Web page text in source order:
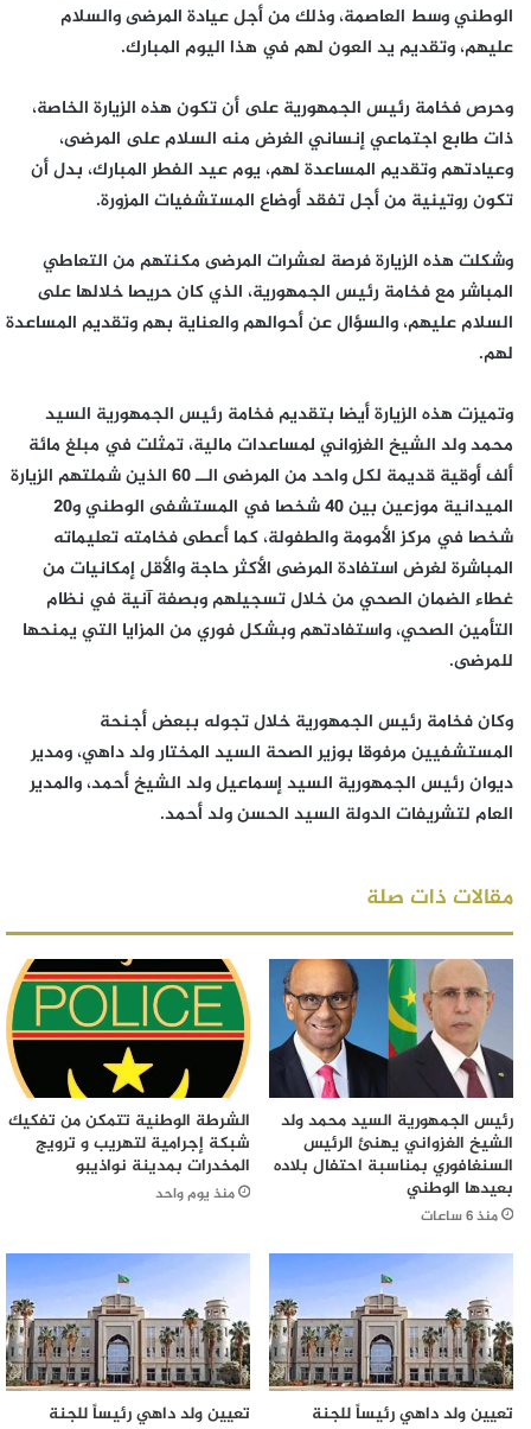
الوطني وسط العاصمة، وذلك من أجل عيادة المرضى والسلام
عليهم، وتقديم يد العون لهم في هذا اليوم المبارك.
وحرص فخامة رئيس الجمهورية على أن تكون هذه الزيارة الخاصة،
ذات طابع اجتماعي إنساني الغرض منه السلام على المرضى،
وعيادتهم وتقديم المساعدة لهم، يوم عيد الفطر المبارك، بدل أن
تكون روتينية من أجل تفقد أوضاع المستشفيات المزورة.
وشكلت هذه الزيارة فرصة لعشرات المرضى مكنتهم من التعاطي
المباشر مع فخامة رئيس الجمهورية، الذي كان حريصا خلالها على
السلام عليهم، والسؤال عن أحوالهم والعناية بهم وتقديم المساعدة
لهم.
وتميزت هذه الزيارة أيضا بتقديم فخامة رئيس الجمهورية السيد
محمد ولد الشيخ الغزواني لمساعدات مالية، تمثلت في مبلغ مائة
ألف أوقية قديمة لكل واحد من المرضى الــ 60 الذين شملتهم الزيارة
الميدانية موزعين بين 40 شخصا في المستشفى الوطني و20
شخصا في مركز الأمومة والطفولة، كما أعطى فخامته تعليماته
المباشرة لغرض استفادة المرضى الأكثر حاجة والأقل إمكانيات من
غطاء الضمان الصحي من خلال تسجيلهم وبصفة آنية في نظام
التأمين الصحي، واستفادتهم وبشكل فوري من المزايا التي يمنحها
للمرضى.
وكان فخامة رئيس الجمهورية خلال تجوله ببعض أجنحة
المستشفيين مرفوقا بوزير الصحة السيد المختار ولد داهي، ومدير
ديوان رئيس الجمهورية السيد إسماعيل ولد الشيخ أحمد، والمدير
العام لتشريفات الدولة السيد الحسن ولد أحمد.
مقالات ذات صلة
رئيس الجمهورية السيد محمد ولد
الشيخ الغزواني يهنئ الرئيس
السنغافوري بمناسبة احتفال بلاده
بعيدها الوطني
منذ 6 ساعات
الشرطة الوطنية تتمكن من تفكيك
شبكة إجرامية لتهريب و ترويج
المخدرات بمدينة نواذيبو
منذ يوم واحد
تعيين ولد داهي رئيساً للجنة
تعيين ولد داهي رئيساً للجنة